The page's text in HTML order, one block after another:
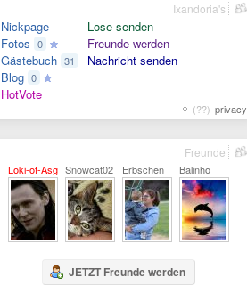
Nickpage
Fotos 0
Gästebuch 31
Blog 0
HotVote
Lose senden
Freunde werden
Nachricht senden
(??) privacy
Ixandoria's
Loki-of-AsgardSnowcat02 Erbschen Balinho
JETZT Freunde werden
Freunde